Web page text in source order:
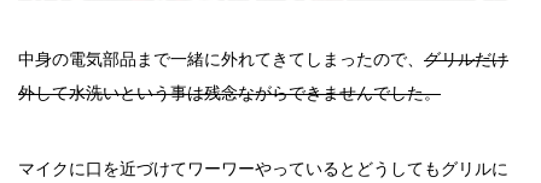
中身の電気部品まで一緒に外れてきてしまったので、 グリルだけ
外して水洗いという事は残念ながらできませんでした。
マイクに口を近づけてワーワーやっているとどうしてもグリルに